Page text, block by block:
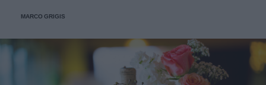
MARCO GRIGIS